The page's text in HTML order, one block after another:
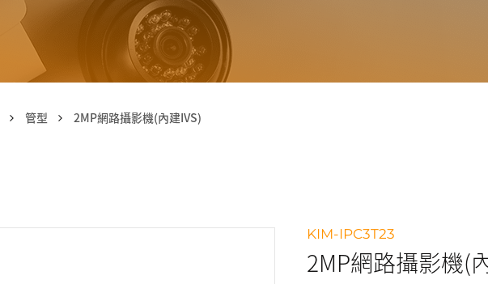
管型 2MP網路攝影機(內建IVS)
KIM-IPC3T23
2MP網路攝影機(